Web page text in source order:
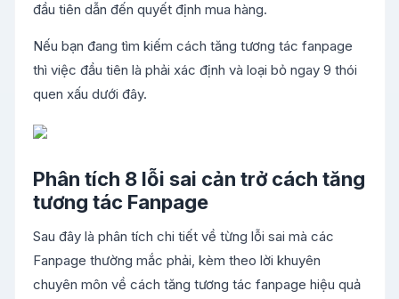
đầu tiên dẫn đến quyết định mua hàng.
Nếu bạn đang tìm kiếm cách tăng tương tác fanpage
thì việc đầu tiên là phải xác định và loại bỏ ngay 9 thói
quen xấu dưới đây.
Phân tích 8 lỗi sai cản trở cách tăng
tương tác Fanpage
Sau đây là phân tích chi tiết về từng lỗi sai mà các
Fanpage thường mắc phải, kèm theo lời khuyên
chuyên môn về cách tăng tương tác fanpage hiệu quả